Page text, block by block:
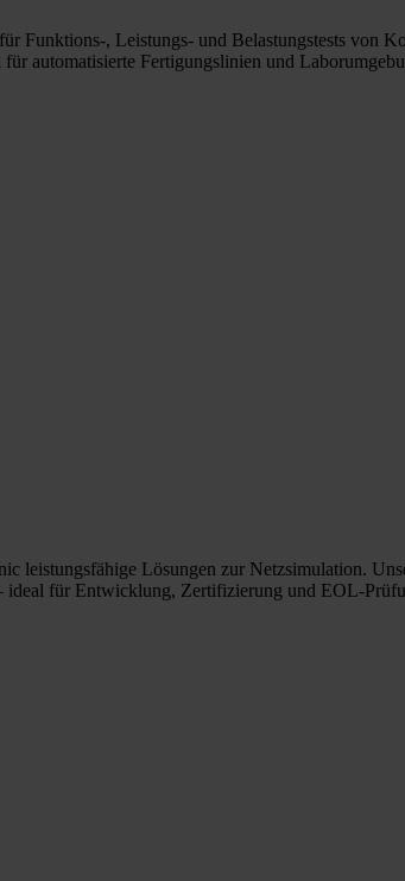
, Leistungs- und Belastungstests von
automatisierte Fertigungslinien und
leistungsfähige Lösungen zur Netzsimulation.
für Entwicklung, Zertifizierung und EOL-